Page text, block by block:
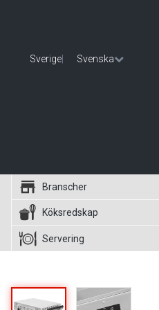
Sverige Svenska
Branscher
Köksredskap
Servering